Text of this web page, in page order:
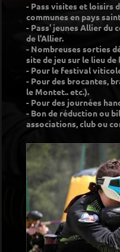
- Pass visites et loisirs
communes en pays
- Pass' jeunes Allier du
de l'Allier.
- Nombreuses sorties
site de jeu sur le lieu
- Pour le festival
- Pour des brocantes,
le Montet.. etc.).
- Pour des journées
- Bon de réduction ou
associations, club ou